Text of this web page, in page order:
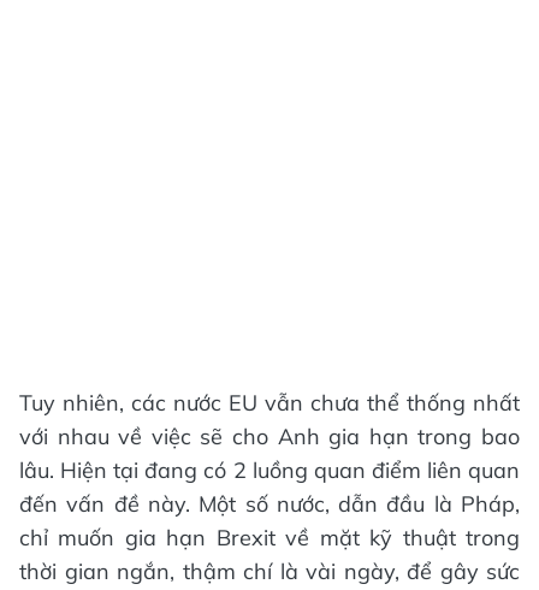
Tuy nhiên, các nước EU vẫn chưa thể thống nhất
với nhau về việc sẽ cho Anh gia hạn trong bao
lâu. Hiện tại đang có 2 luồng quan điểm liên quan
đến vấn đề này. Một số nước, dẫn đầu là Pháp,
chỉ muốn gia hạn Brexit về mặt kỹ thuật trong
thời gian ngắn, thậm chí là vài ngày, để gây sức